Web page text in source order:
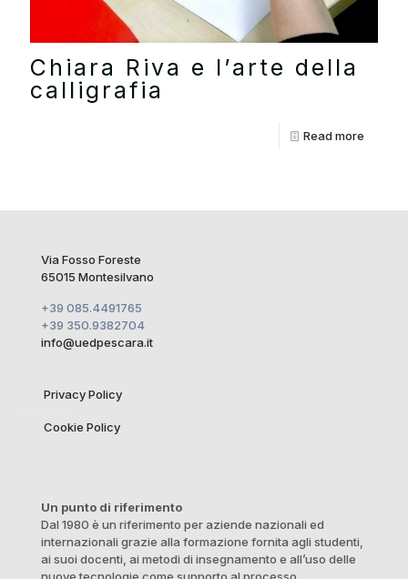
Chiara Riva e l’arte della
calligrafia
Read more
Via Fosso Foreste
65015 Montesilvano
+39 085.4491765
+39 350.9382704
info@uedpescara.it
Privacy Policy
Cookie Policy
Un punto di riferimento
Dal 1980 è un riferimento per aziende nazionali ed
internazionali grazie alla formazione fornita agli studenti,
ai suoi docenti, ai metodi di insegnamento e all’uso delle
nuove tecnologie come supporto al processo